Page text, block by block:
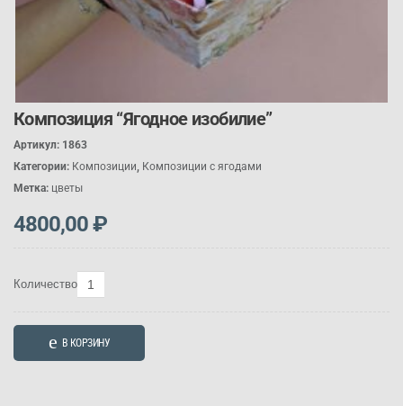
Композиция “Ягодное изобилие”
Артикул: 1863
Категории: Композиции, Композиции с ягодами
Метка: цветы
4800,00₽
КоличествоКоличество
Композиция
В КОРЗИНУ